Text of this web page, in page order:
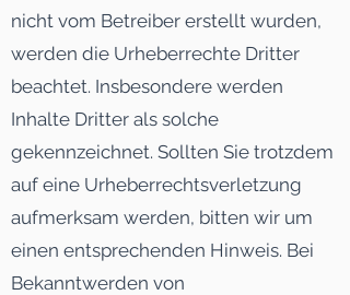
nicht vom Betreiber erstellt wurden,
werden die Urheberrechte Dritter
beachtet. Insbesondere werden
Inhalte Dritter als solche
gekennzeichnet. Sollten Sie trotzdem
auf eine Urheberrechtsverletzung
aufmerksam werden, bitten wir um
einen entsprechenden Hinweis. Bei
Bekanntwerden von